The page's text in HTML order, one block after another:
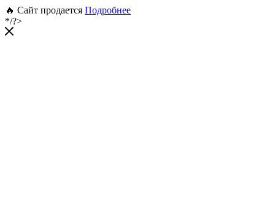
🔥 Сайт продается Подробнее
*/?>